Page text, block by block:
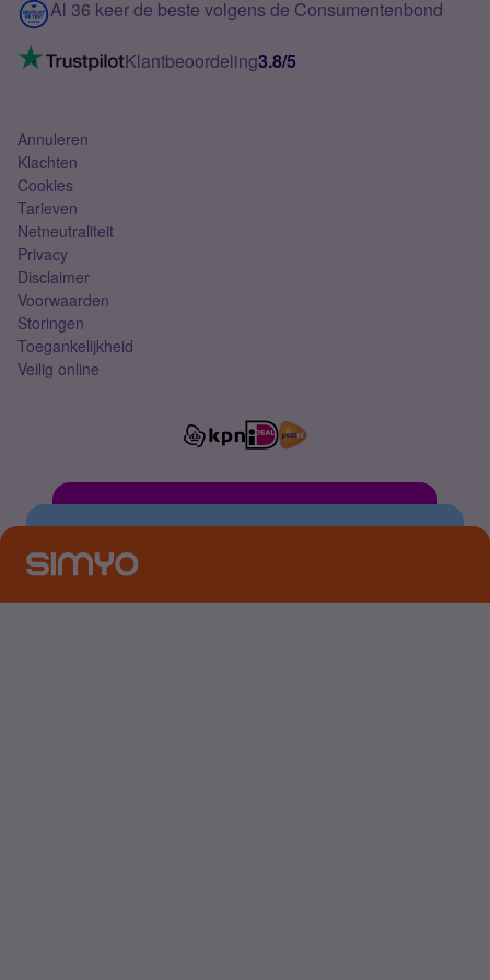
Mobiel internet
Mobiel abonnement
Contact
VoLTE 4G bellen
Al 36 keer de beste volgens de Consumentenbond
Klantbeoordeling3.8/5
Annuleren
Klachten
Cookies
Tarieven
Netneutraliteit
Privacy
Disclaimer
Voorwaarden
Storingen
Toegankelijkheid
Veilig online